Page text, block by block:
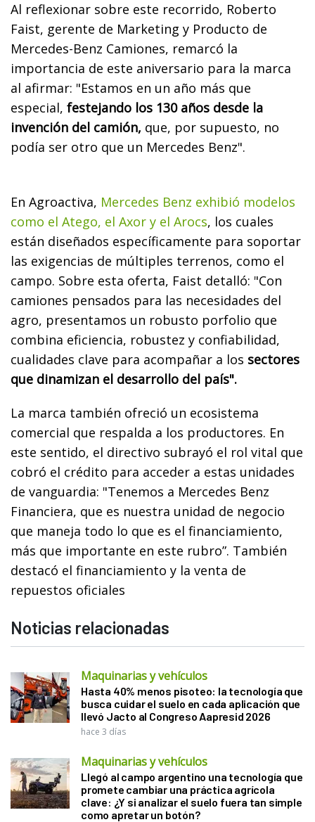
Al reflexionar sobre este recorrido, Roberto
Faist, gerente de Marketing y Producto de
Mercedes-Benz Camiones, remarcó la
importancia de este aniversario para la marca
al afirmar: "Estamos en un año más que
especial, festejando los 130 años desde la
invención del camión, que, por supuesto, no
podía ser otro que un Mercedes Benz".
En Agroactiva, Mercedes Benz exhibió modelos
como el Atego, el Axor y el Arocs, los cuales
están diseñados específicamente para soportar
las exigencias de múltiples terrenos, como el
campo. Sobre esta oferta, Faist detalló: "Con
camiones pensados para las necesidades del
agro, presentamos un robusto porfolio que
combina eficiencia, robustez y confiabilidad,
cualidades clave para acompañar a los sectores
que dinamizan el desarrollo del país".
La marca también ofreció un ecosistema
comercial que respalda a los productores. En
este sentido, el directivo subrayó el rol vital que
cobró el crédito para acceder a estas unidades
de vanguardia: "Tenemos a Mercedes Benz
Financiera, que es nuestra unidad de negocio
que maneja todo lo que es el financiamiento,
más que importante en este rubro”. También
destacó el financiamiento y la venta de
repuestos oficiales
Noticias relacionadas
Maquinarias y vehículos
Hasta 40% menos pisoteo: la tecnología que
busca cuidar el suelo en cada aplicación que
llevó Jacto al Congreso Aapresid 2026
hace 3 días
Maquinarias y vehículos
Llegó al campo argentino una tecnología que
promete cambiar una práctica agrícola
clave: ¿Y si analizar el suelo fuera tan simple
como apretar un botón?